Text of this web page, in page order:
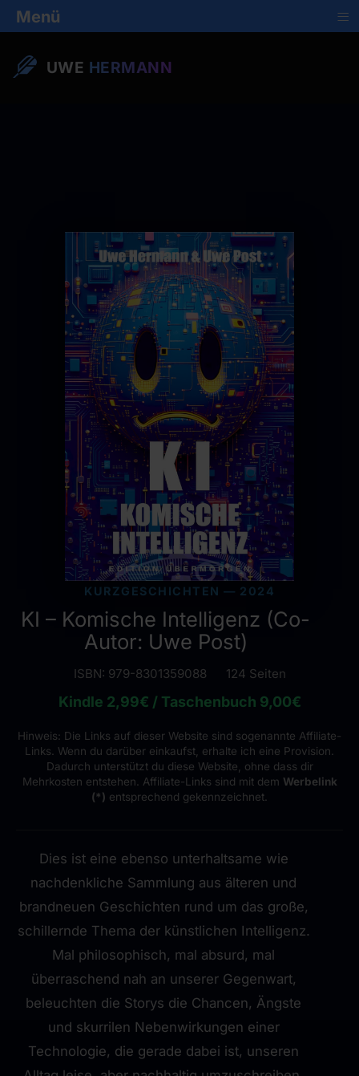
UWE HERMANN
KURZGESCHICHTEN — 2024
KI – Komische Intelligenz (Co-
Autor: Uwe Post)
ISBN: 979-8301359088 124 Seiten
Kindle 2,99€ / Taschenbuch 9,00€
Hinweis: Die Links auf dieser Website sind sogenannte Affiliate-
Links. Wenn du darüber einkaufst, erhalte ich eine Provision.
Dadurch unterstützt du diese Website, ohne dass dir
Mehrkosten entstehen. Affiliate-Links sind mit dem Werbelink
(*) entsprechend gekennzeichnet.
Dies ist eine ebenso unterhaltsame wie
nachdenkliche Sammlung aus älteren und
brandneuen Geschichten rund um das große,
schillernde Thema der künstlichen Intelligenz.
Mal philosophisch, mal absurd, mal
überraschend nah an unserer Gegenwart,
beleuchten die Storys die Chancen, Ängste
und skurrilen Nebenwirkungen einer
Technologie, die gerade dabei ist, unseren
Menü ≡